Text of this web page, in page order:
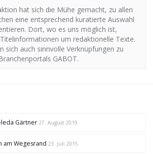
hat sich die Mühe gemacht, zu allen
eine entsprechend kuratierte Auswahl
Dort, wo es uns möglich ist,
um redaktionelle Texte.
sich auch sinnvolle Verknüpfungen zu
GABOT.
Gärtner 27. August 2019
am Wegesrand 23. Juli 2015